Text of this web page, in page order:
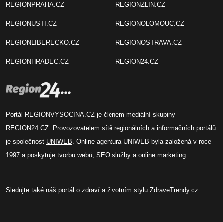
REGIONPRAHA.CZ
REGIONUSTI.CZ
REGIONLIBERECKO.CZ
REGIONHRADEC.CZ
REGIONZLIN.CZ
REGIONOLOMOUC.CZ
REGIONOSTRAVA.CZ
REGION24.CZ
Portál REGIONVYSOCINA.CZ je členem mediální skupiny
REGION24.CZ . Provozovatelem sítě regionálních a informačních portálů
je společnost UNIWEB . Online agentura UNIWEB byla založená v roce
1997 a poskytuje tvorbu webů, SEO služby a online marketing.
Sledujte také náš portál o zdraví a životním stylu ZdraveTrendy.cz